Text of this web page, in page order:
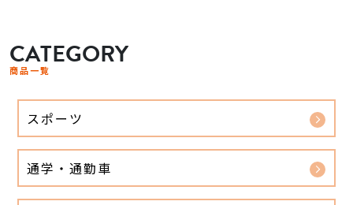
CATEGORY
商品一覧
スポーツ
通学・通勤車